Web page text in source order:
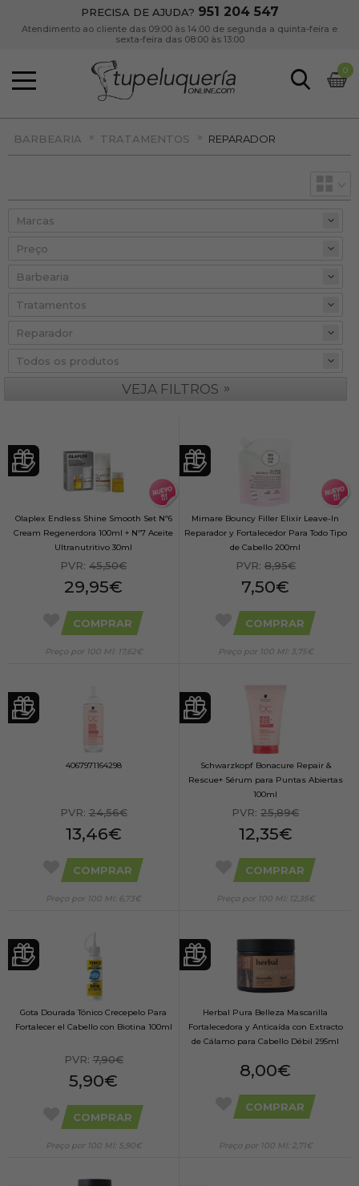
PRECISA DE AJUDA? 951 204 547
Atendimento ao cliente das 09:00 às 14:00 de segunda a quinta-feira e
sexta-feira das 08:00 às 13:00
0
BARBEARIA » TRATAMENTOS » REPARADOR
Preço
VEJA FILTROS »
Olaplex Endless Shine Smooth Set Nº6
Cream Regenerdora 100ml + Nº7 Aceite
Ultranutritivo 30ml
PVR: 45,50€
29,95€
COMPRAR
Preço por 100 Ml: 17,62€
Mimare Bouncy Filler Elixir Leave-In
Reparador y Fortalecedor Para Todo Tipo
de Cabello 200ml
PVR:8,95€
7,50€
COMPRAR
Preço por 100 Ml: 3,75€
4067971164298
PVR:24,56€
13,46€
COMPRAR
Preço por 100 Ml: 6,73€
Schwarzkopf Bonacure Repair &
Rescue+ Sérum para Puntas Abiertas
100ml
PVR: 25,89€
12,35€
COMPRAR
Preço por 100 Ml: 12,35€
Gota Dourada Tónico Crecepelo Para
Fortalecer el Cabello con Biotina 100ml
PVR:7,90€
5,90€
COMPRAR
Preço por 100 Ml: 5,90€
Herbal Pura Belleza Mascarilla
Fortalecedora y Anticaída con Extracto
de Cálamo para Cabello Débil 295ml
8,00€
COMPRAR
Preço por 100 Ml: 2,71€